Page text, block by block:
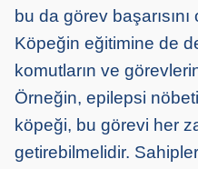
bu da görev
Köpeğin eğitimine de
komutların ve
Örneğin, epilepsi
köpeği, bu görevi her
getirebilmelidir.